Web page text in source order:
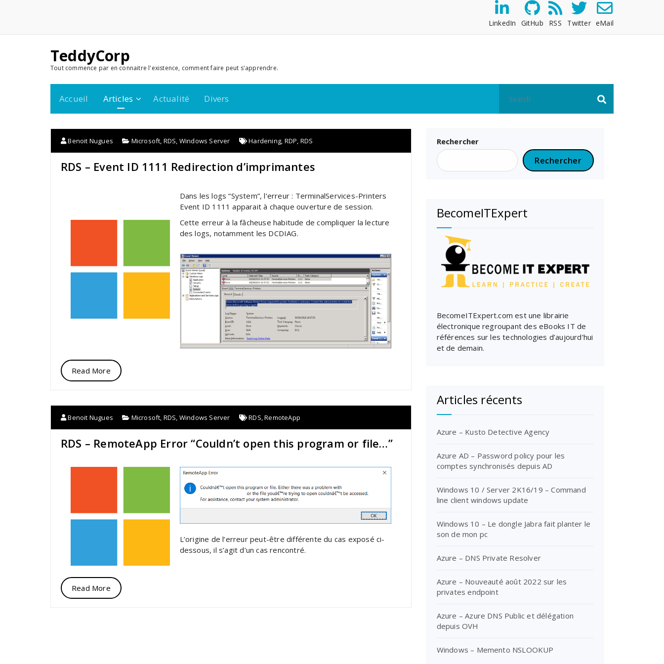
LinkedIn GitHub RSS Twitter eMail
TeddyCorp
Tout commence par en connaitre l'existence, comment faire peut s'apprendre.
Accueil Articles Actualité Divers
Benoit Nugues Microsoft, RDS, Windows Server Hardening, RDP, RDS
RDS – Event ID 1111 Redirection d’imprimantes
Dans les logs “System”, l’erreur : TerminalServices-Printers
Event ID 1111 apparait à chaque ouverture de session.
Cette erreur à la fâcheuse habitude de compliquer la lecture
des logs, notamment les DCDIAG.
Read More
Benoit Nugues Microsoft, RDS, Windows Server RDS,RemoteApp
RDS – RemoteApp Error “Couldn’t open this program or file…”
L’origine de l’erreur peut-être différente du cas exposé ci-
dessous, il s’agit d’un cas rencontré.
Read More
Rechercher
Rechercher
BecomeITExpert
BecomeITExpert.com est une librairie
électronique regroupant des eBooks IT de
références sur les technologies d’aujourd’hui
et de demain.
Articles récents
Azure – Kusto Detective Agency
Azure AD – Password policy pour les
comptes synchronisés depuis AD
Windows 10 / Server 2K16/19 – Command
line client windows update
Windows 10 – Le dongle Jabra fait planter le
son de mon pc
Azure – DNS Private Resolver
Azure – Nouveauté août 2022 sur les
privates endpoint
Azure – Azure DNS Public et délégation
depuis OVH
Windows – Memento NSLOOKUP